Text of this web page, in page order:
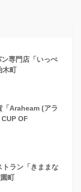
専門店「いっぺ
木町
「Araheam (アラ
OF
ラン「きままな
町